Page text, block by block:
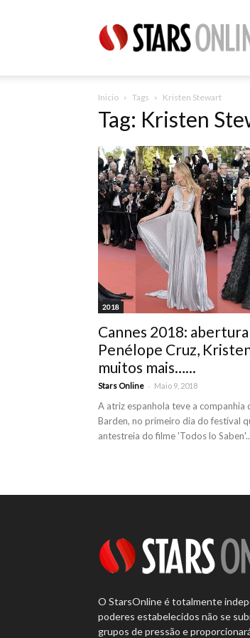
Online
Inicio Tags Kristen Stewart
Tag: Kristen
2018
Cannes 2018:
Penélope Cruz,
muitos mais…...
Stars Online - Maio 9, 2018
A atriz espanhola teve a companhia
Barden, no primeiro dia do festival
antestreia do filme 'Todos lo
O StarsOnline é totalmente
poderes estabelecidos não se
grupos de pressão e